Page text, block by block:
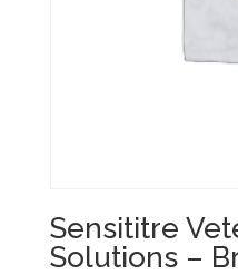
Sensititre
Solutions –